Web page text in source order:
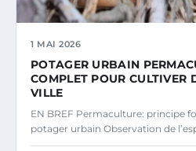
1 MAI 2026
POTAGER URBAIN
COMPLET POUR CULTIVER
VILLE
EN BREF Permaculture: principe
potager urbain Observation de